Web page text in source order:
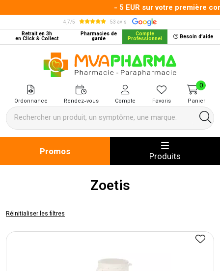
- 5 EUR sur votre première
4,7/5
53 avis
Retrait en 3h
en Click & Collect
Pharmacies de
garde
Compte
Professionnel Besoin d’aide
MVA Pharma Votre pharmacie
Ordonnance Rendez-vous Compte Favoris Panier
0
Promos Produits
Zoetis
Réinitialiser les filtres